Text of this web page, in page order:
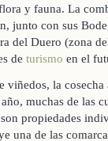
y fauna. La
junto con sus
del Duero (zona
de turismo en el
viñedos, la
muchas de las
propiedades
una de las